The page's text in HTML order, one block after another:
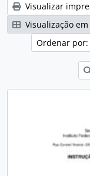
Visualizar
Visualização
Ordenar